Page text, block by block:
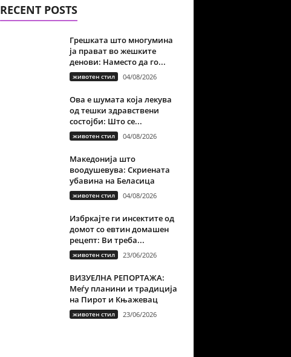
RECENT POSTS
Грешката што многумина
ја прават во жешките
денови: Наместо да го...
животен стил 04/08/2026
Ова е шумата која лекува
од тешки здравствени
состојби: Што се...
животен стил 04/08/2026
Македонија што
воодушевува: Скриената
убавина на Беласица
животен стил 04/08/2026
Избркајте ги инсектите од
домот со евтин домашен
рецепт: Ви треба...
животен стил 23/06/2026
ВИЗУЕЛНА РЕПОРТАЖА:
Меѓу планини и традиција
на Пирот и Књажевац
животен стил 23/06/2026